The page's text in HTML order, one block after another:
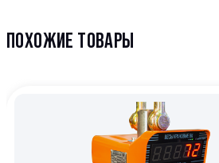
ПОХОЖИЕ ТОВАРЫ